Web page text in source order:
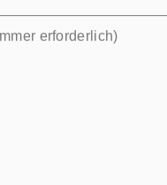
erforderlich)